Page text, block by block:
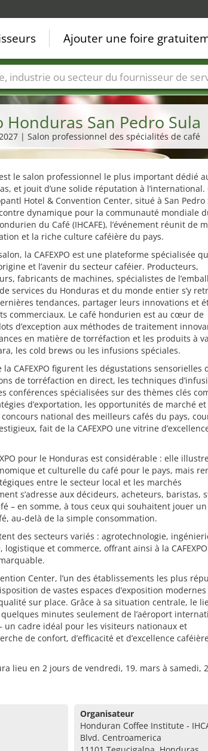
Honduras San Pedro Sula
| Salon professionnel des spécialités de café
le salon professionnel le plus important dédié
et jouit d’une solide réputation à l’international.
Hotel & Convention Center, situé à San Pedro
dynamique pour la communauté mondiale
du Café (IHCAFE), l’événement réunit de
et la riche culture caféière du pays.
la CAFEXPO est une plateforme spécialisée
et l’avenir du secteur caféier. Producteurs,
fabricants de machines, spécialistes de
services du Honduras et du monde entier s’y
tendances, partager leurs innovations et
commerciaux. Le café hondurien est au cœur de
d’exception aux méthodes de traitement
en matière de torréfaction et les produits à
les cold brews ou les infusions spéciales.
CAFEXPO figurent les dégustations sensorielles
de torréfaction en direct, les techniques
conférences spécialisées sur des thèmes clés
d’exportation, les opportunités de marché et
national des meilleurs cafés du pays,
fait de la CAFEXPO une vitrine
pour le Honduras est considérable : elle
et culturelle du café pour le pays, mais
entre le secteur local et les marchés
s’adresse aux décideurs, acheteurs, baristas,
– en somme, à tous ceux qui souhaitent jouer
au-delà de la simple consommation.
des secteurs variés : agrotechnologie,
et commerce, offrant ainsi à la
Center, l’un des établissements les plus
de vastes espaces d’exposition
sur place. Grâce à sa situation centrale, le
quelques minutes seulement de l’aéroport
un cadre idéal pour les visiteurs nationaux et
de confort, d’efficacité et d’excellence
lieu en 2 jours de vendredi, 19. mars à samedi,
Organisateur
Honduran Coffee Institute -
Blvd. Centroamerica
Ajouter une foire
de foire Secteurs du fournisseur de